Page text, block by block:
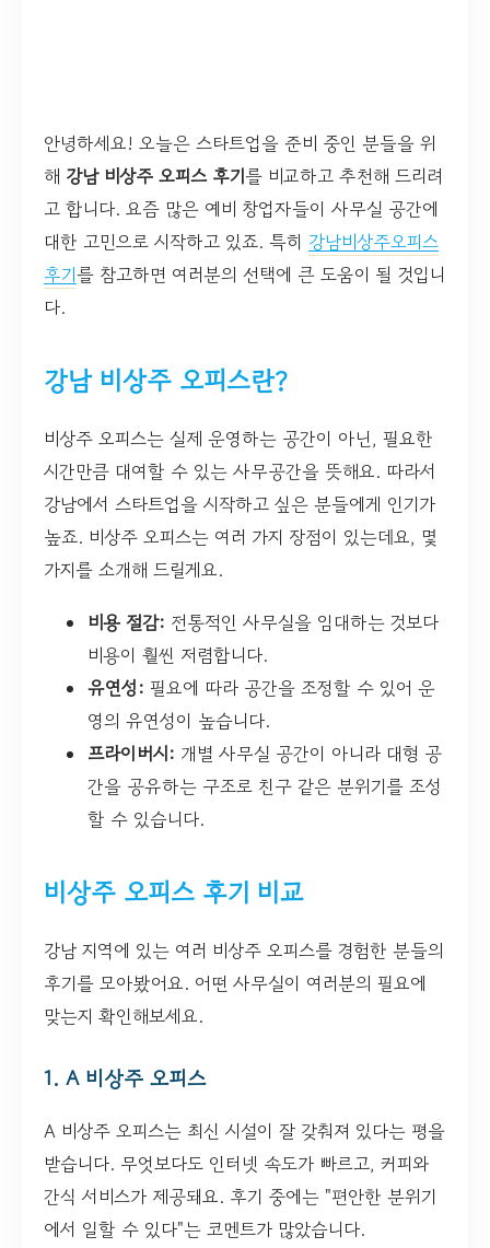
안녕하세요! 오늘은 스타트업을 준비 중인 분들을 위
해 강남 비상주 오피스 후기를 비교하고 추천해 드리려
고 합니다. 요즘 많은 예비 창업자들이 사무실 공간에
대한 고민으로 시작하고 있죠. 특히 강남비상주오피스
후기를 참고하면 여러분의 선택에 큰 도움이 될 것입니
다.
강남 비상주 오피스란?
비상주 오피스는 실제 운영하는 공간이 아닌, 필요한
시간만큼 대여할 수 있는 사무공간을 뜻해요. 따라서
강남에서 스타트업을 시작하고 싶은 분들에게 인기가
높죠. 비상주 오피스는 여러 가지 장점이 있는데요, 몇
가지를 소개해 드릴게요.
비용 절감: 전통적인 사무실을 임대하는 것보다
비용이 훨씬 저렴합니다.
유연성: 필요에 따라 공간을 조정할 수 있어 운
영의 유연성이 높습니다.
프라이버시: 개별 사무실 공간이 아니라 대형 공
간을 공유하는 구조로 친구 같은 분위기를 조성
할 수 있습니다.
비상주 오피스 후기 비교
강남 지역에 있는 여러 비상주 오피스를 경험한 분들의
후기를 모아봤어요. 어떤 사무실이 여러분의 필요에
맞는지 확인해보세요.
1. A 비상주 오피스
A 비상주 오피스는 최신 시설이 잘 갖춰져 있다는 평을
받습니다. 무엇보다도 인터넷 속도가 빠르고, 커피와
간식 서비스가 제공돼요. 후기 중에는 "편안한 분위기
에서 일할 수 있다"는 코멘트가 많았습니다.